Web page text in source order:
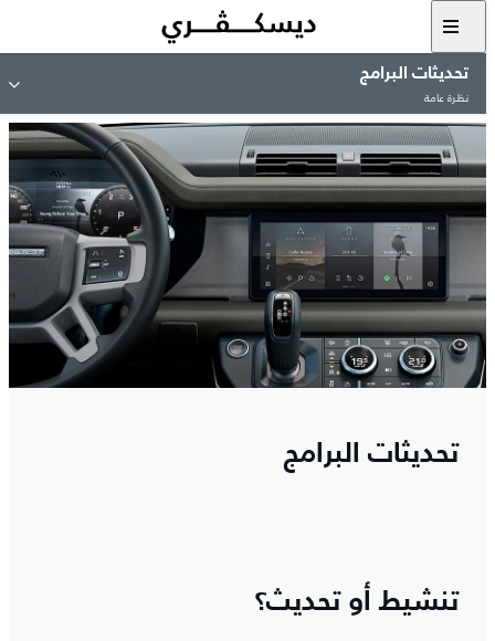
تحديثات البرامج
نظرة عامة
تحديثات البرامج
تنشيط أو تحديث؟